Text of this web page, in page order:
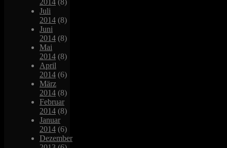
Juli
2014 (8)
Juni
2014 (8)
Mai
2014 (8)
April
2014 (6)
März
2014 (8)
Februar
2014 (8)
Januar
2014 (6)
Dezember